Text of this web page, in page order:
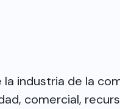
industria de la
comercial,